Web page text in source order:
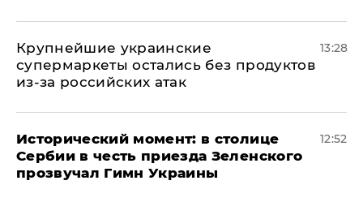
Крупнейшие украинские
супермаркеты остались без продуктов
из-за российских атак
13:28
Исторический момент: в столице
Сербии в честь приезда Зеленского
прозвучал Гимн Украины
12:52